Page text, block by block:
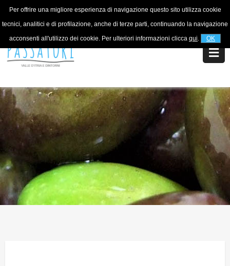
Per offrire una migliore esperienza di navigazione questo sito utilizza cookie
tecnici, analitici e di profilazione, anche di terze parti, continuando la navigazione
acconsenti all'utilizzo dei cookie. Per ulteriori informazioni clicca qui. OK
Per informazioni+39 320 5753268